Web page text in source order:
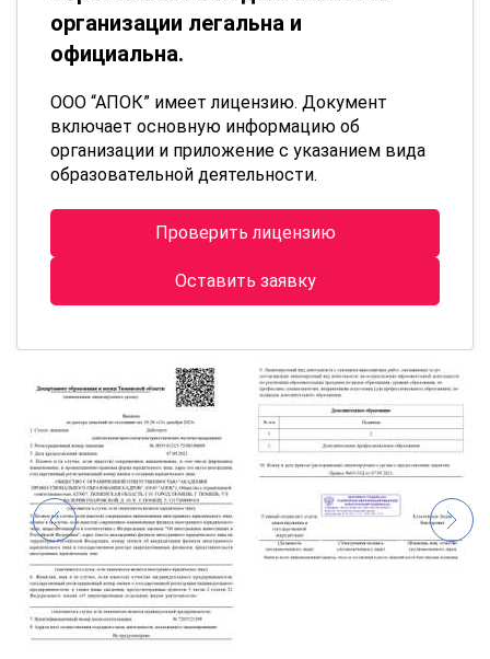
организации легальна и
официальна.
ООО “АПОК” имеет лицензию. Документ
включает основную информацию об
организации и приложение с указанием вида
образовательной деятельности.
Проверить лицензию
Оставить заявку